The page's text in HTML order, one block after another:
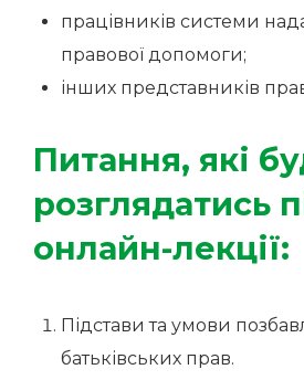
працівників системи
правової допомоги;
інших представників
Питання, які
розглядатись
онлайн-лекції:
Підстави та умови
батьківських прав.